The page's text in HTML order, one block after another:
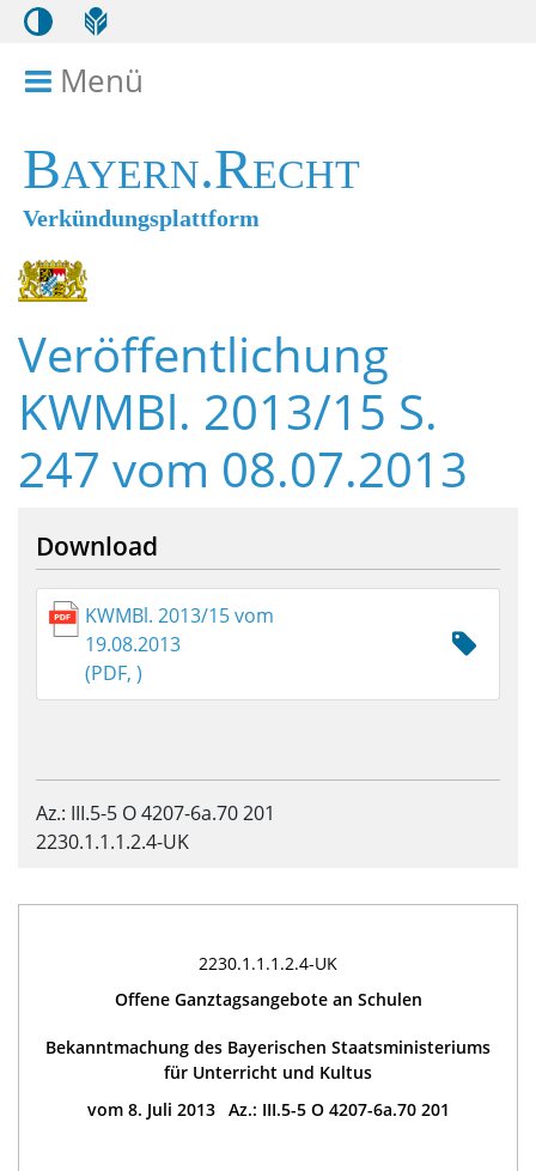
Menü
Bayern.Recht
Verkündungsplattform
Veröffentlichung
KWMBl. 2013/15 S.
247 vom 08.07.2013
Download
KWMBl. 2013/15 vom
19.08.2013
(PDF, )
Az.: III.5-5 O 4207-6a.70 201
2230.1.1.1.2.4-UK
2230.1.1.1.2.4-UK
Offene Ganztagsangebote an Schulen
Bekanntmachung des Bayerischen Staatsministeriums
für Unterricht und Kultus
vom 8. Juli 2013 Az.: III.5-5 O 4207-6a.70 201